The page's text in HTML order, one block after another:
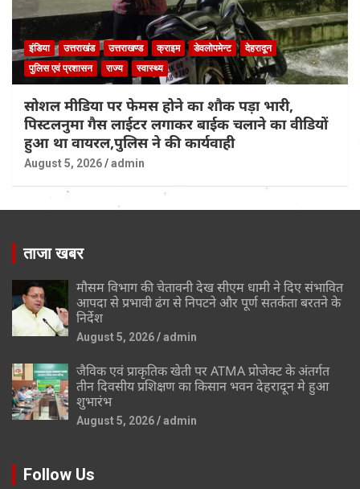
इंडिया उत्तराखंड उत्तराखण्ड क्राइम डेवलोपमेन्ट
देहरादून
पुलिस एवं प्रशासन
राज्य स्वास्थ्य
सोशल मीडिया पर फेमस होने का शौक पड़ा भारी,
पिस्टलनुमा गैस लाईटर लगाकर बाईक चलाने का वीडियों
हुआ था वायरल,पुलिस ने की कार्यवाही
August 5, 2026 admin
ताजा खबर
मौसम विभाग की चेतावनी देख सीएम धामी ने दिए संभावित
आपदा से प्रभावी ढंग से निपटने और पूर्ण सतर्कता बरतने के
निर्देश
August 5, 2026 admin
जैविक एवं प्राकृतिक खेती पर ATMA प्रोजेक्ट के अंतर्गत
तीन दिवसीय प्रशिक्षण का किसान भवन देहरादून मे हुआ
शुभारंभ
August 5, 2026 admin
Follow Us